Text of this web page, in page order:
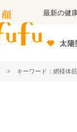
最新の健
太
> キーワード：網様体筋